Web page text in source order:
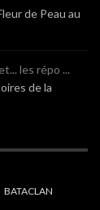
de Peau au
les répo ...
de la
BATACLAN